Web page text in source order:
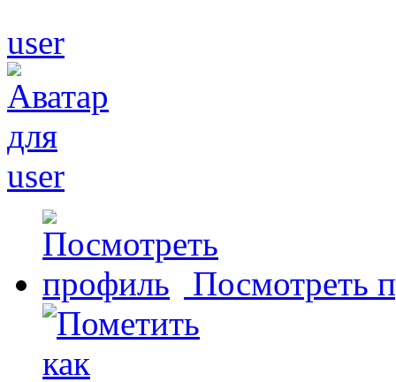
user
Посмотреть